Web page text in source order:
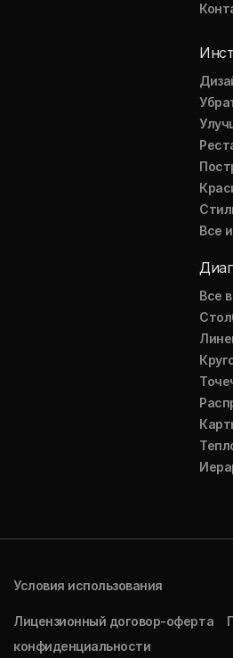
Все
Все
Условия использования
Лицензионный договор-оферта
конфиденциальности